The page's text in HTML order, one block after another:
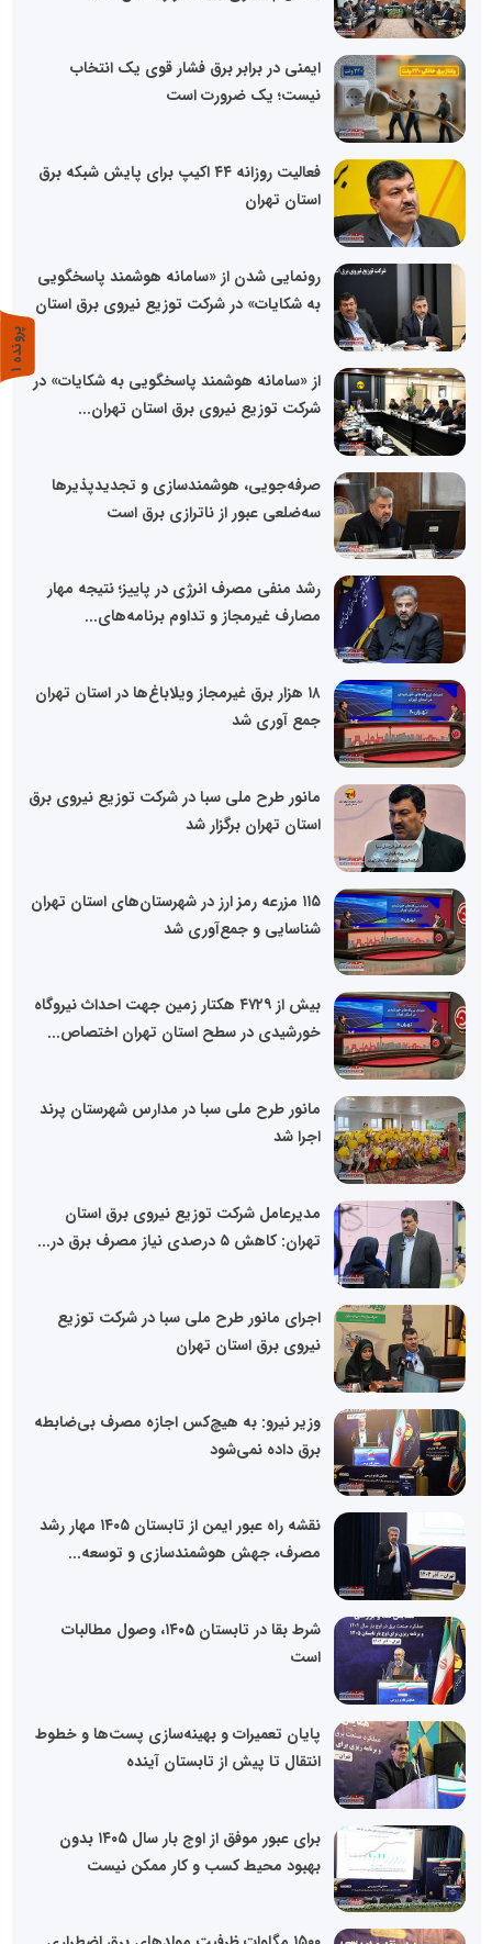
ایمنی در برابر برق فشار قوی یک انتخاب
نیست؛ یک ضرورت است
فعالیت روزانه ۴۴ اکیپ برای پایش شبکه برق
استان تهران
رونمایی شدن از «سامانه هوشمند پاسخگویی
به شکایات» در شرکت توزیع نیروی برق استان
از «سامانه هوشمند پاسخگویی به شکایات» در
شرکت توزیع نیروی برق استان تهران...
صرفه‌جویی، هوشمندسازی و تجدیدپذیرها
سه‌ضلعی عبور از ناترازی برق است
رشد منفی مصرف انرژی در پاییز؛ نتیجه مهار
مصارف غیرمجاز و تداوم برنامه‌های...
۱۸ هزار برق غیرمجاز ویلاباغ‌ها در استان تهران
جمع آوری شد
مانور طرح ملی سبا در شرکت توزیع نیروی برق
استان تهران برگزار شد
۱۱۵ مزرعه رمز ارز در شهرستان‌های استان تهران
شناسایی و جمع‌آوری شد
بیش از ۴۷۲۹ هکتار زمین جهت احداث نیروگاه‌
خورشیدی در سطح استان تهران اختصاص...
مانور طرح ملی سبا در مدارس شهرستان پرند
اجرا شد
مدیرعامل شرکت توزیع نیروی برق استان
تهران: کاهش ۵ درصدی نیاز مصرف برق در...
اجرای مانور طرح ملی سبا در شرکت توزیع
نیروی برق استان تهران
وزیر نیرو: به هیچ‌کس اجازه مصرف بی‌ضابطه
برق داده نمی‌شود
نقشه راه عبور ایمن از تابستان ۱۴۰۵ مهار رشد
مصرف، جهش هوشمندسازی و توسعه...
شرط بقا در تابستان ۱۴۰5، وصول مطالبات
است
پایان تعمیرات و بهینه‌سازی پست‌ها و خطوط
انتقال تا پیش از تابستان آینده
برای عبور موفق از اوج بار سال ۱۴۰۵ بدون
بهبود محیط کسب و کار ممکن نیست
پ
ر
و
ن
د
ه
1